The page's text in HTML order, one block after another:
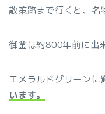
散策路まで行くと、名
御釜は約800年前に出
エメラルドグリーンに
います。